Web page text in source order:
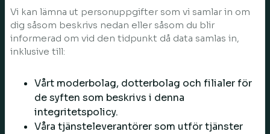
Vi kan lämna ut personuppgifter som vi samlar in om
dig såsom beskrivs nedan eller såsom du blir
informerad om vid den tidpunkt då data samlas in,
inklusive till:
Vårt moderbolag, dotterbolag och filialer för
de syften som beskrivs i denna
integritetspolicy.
Våra tjänsteleverantörer som utför tjänster